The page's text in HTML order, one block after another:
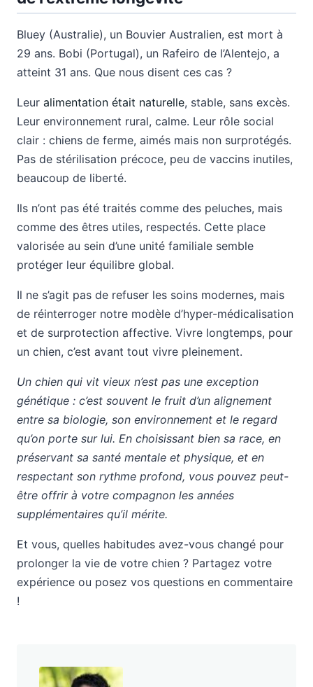
Bluey (Australie), un Bouvier Australien, est mort à
29 ans. Bobi (Portugal), un Rafeiro de l’Alentejo, a
atteint 31 ans. Que nous disent ces cas ?
Leur alimentation était naturelle, stable, sans excès.
Leur environnement rural, calme. Leur rôle social
clair : chiens de ferme, aimés mais non surprotégés.
Pas de stérilisation précoce, peu de vaccins inutiles,
beaucoup de liberté.
Ils n’ont pas été traités comme des peluches, mais
comme des êtres utiles, respectés. Cette place
valorisée au sein d’une unité familiale semble
protéger leur équilibre global.
Il ne s’agit pas de refuser les soins modernes, mais
de réinterroger notre modèle d’hyper-médicalisation
et de surprotection affective. Vivre longtemps, pour
un chien, c’est avant tout vivre pleinement.
Un chien qui vit vieux n’est pas une exception
génétique : c’est souvent le fruit d’un alignement
entre sa biologie, son environnement et le regard
qu’on porte sur lui. En choisissant bien sa race, en
préservant sa santé mentale et physique, et en
respectant son rythme profond, vous pouvez peut-
être offrir à votre compagnon les années
supplémentaires qu’il mérite.
Et vous, quelles habitudes avez-vous changé pour
prolonger la vie de votre chien ? Partagez votre
expérience ou posez vos questions en commentaire
!